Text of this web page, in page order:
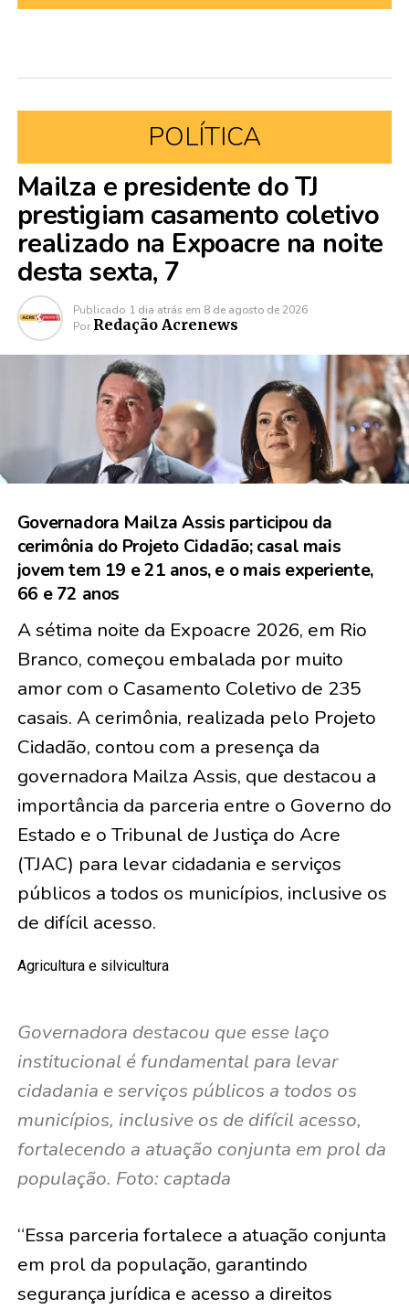
POLÍTICA
Mailza e presidente do TJ
prestigiam casamento coletivo
realizado na Expoacre na noite
desta sexta, 7
Publicado 1 dia atrás em 8 de agosto de 2026
Por Redação Acrenews
Governadora Mailza Assis participou da
cerimônia do Projeto Cidadão; casal mais
jovem tem 19 e 21 anos, e o mais experiente,
66 e 72 anos
A sétima noite da Expoacre 2026, em Rio
Branco, começou embalada por muito
amor com o Casamento Coletivo de 235
casais. A cerimônia, realizada pelo Projeto
Cidadão, contou com a presença da
governadora Mailza Assis, que destacou a
importância da parceria entre o Governo do
Estado e o Tribunal de Justiça do Acre
(TJAC) para levar cidadania e serviços
públicos a todos os municípios, inclusive os
de difícil acesso.
Agricultura e silvicultura
Governadora destacou que esse laço
institucional é fundamental para levar
cidadania e serviços públicos a todos os
municípios, inclusive os de difícil acesso,
fortalecendo a atuação conjunta em prol da
população. Foto: captada
“Essa parceria fortalece a atuação conjunta
em prol da população, garantindo
segurança jurídica e acesso a direitos